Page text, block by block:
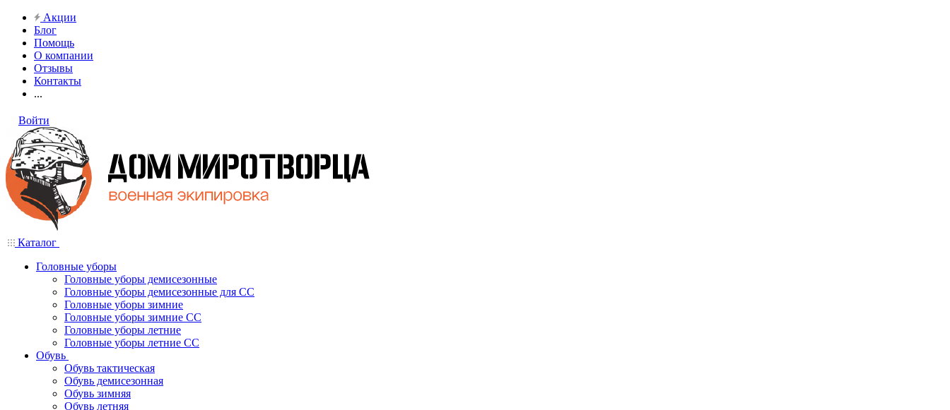
Акции
Блог
Помощь
О компании
Отзывы
Контакты
...
Войти
Каталог
Головные уборы
Головные уборы демисезонные
Головные уборы демисезонные для СС
Головные уборы зимние
Головные уборы зимние СС
Головные уборы летние
Головные уборы летние СС
Обувь
Обувь тактическая
Обувь демисезонная
Обувь зимняя
Обувь летняя